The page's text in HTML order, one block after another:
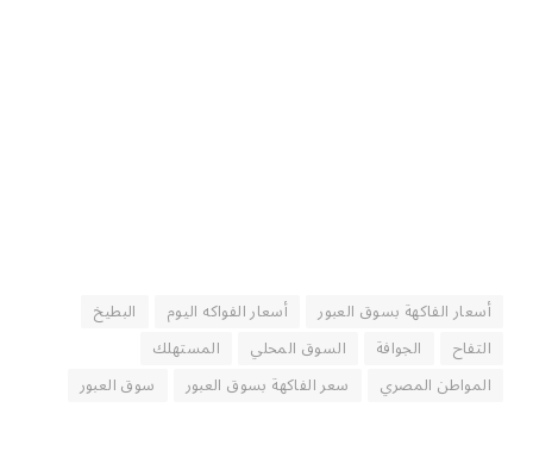
أسعار الفاكهة بسوق العبور أسعار الفواكه اليوم
البطيخ
التفاح
الجوافة السوق المحلي
المستهلك
المواطن المصري
سعر الفاكهة بسوق العبور سوق العبور